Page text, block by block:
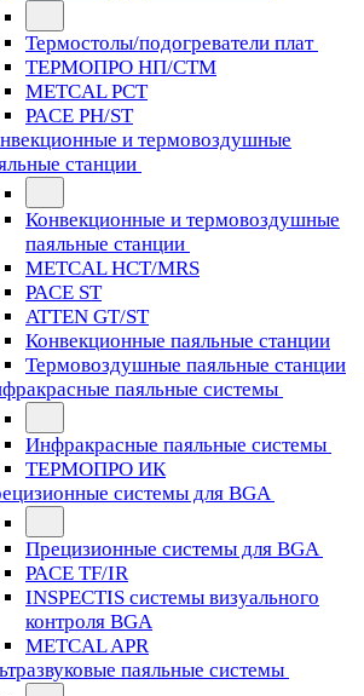
Термостолы/подогреватели плат
ТЕРМОПРО НП/СТМ
METCAL PCT
PACE PH/ST
и термовоздушные
станции
Конвекционные и термовоздушные
паяльные станции
METCAL HCT/MRS
PACE ST
ATTEN GT/ST
Конвекционные паяльные станции
Термовоздушные паяльные станции
паяльные системы
Инфракрасные паяльные системы
ТЕРМОПРО ИК
системы для BGA
Прецизионные системы для BGA
PACE TF/IR
INSPECTIS системы визуального
контроля BGA
METCAL APR
паяльные системы